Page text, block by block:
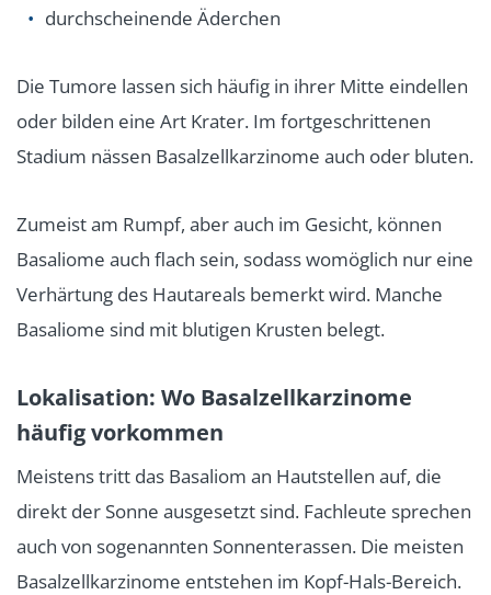
durchscheinende Äderchen
Die Tumore lassen sich häufig in ihrer Mitte eindellen
oder bilden eine Art Krater. Im fortgeschrittenen
Stadium nässen Basalzellkarzinome auch oder bluten.
Zumeist am Rumpf, aber auch im Gesicht, können
Basaliome auch flach sein, sodass womöglich nur eine
Verhärtung des Hautareals bemerkt wird. Manche
Basaliome sind mit blutigen Krusten belegt.
Lokalisation: Wo Basalzellkarzinome
häufig vorkommen
Meistens tritt das Basaliom an Hautstellen auf, die
direkt der Sonne ausgesetzt sind. Fachleute sprechen
auch von sogenannten Sonnenterassen. Die meisten
Basalzellkarzinome entstehen im Kopf-Hals-Bereich.